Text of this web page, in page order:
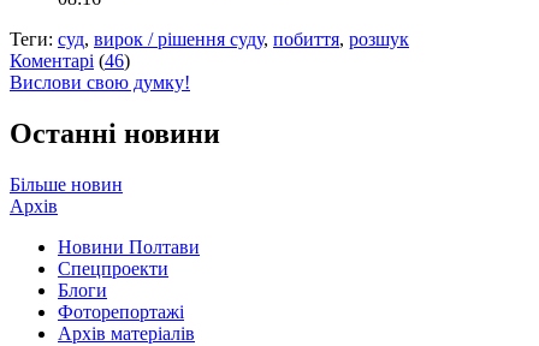
Теги: суд, вирок / рішення суду, побиття, розшук
Коментарі (46)
Вислови свою думку!
Останні новини
Більше новин
Архів
Новини Полтави
Спецпроекти
Блоги
Фоторепортажі
Архів матеріалів